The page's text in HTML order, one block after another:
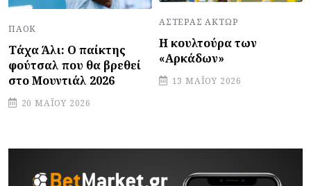
ΠΑΟΚ
Τάχα Άλι: Ο παίκτης
φούτσαλ που θα βρεθεί
στο Μουντιάλ 2026
20 ΜΑΪ́ΟΥ 2026
ΑΣΤΈΡΑΣ ΆΚΤΩΡ
Η κουλτούρα των
«Αρκάδων»
13 ΜΑΪ́ΟΥ 2026